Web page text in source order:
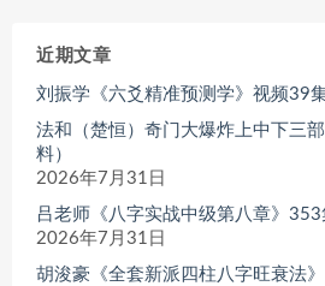
近期文章
刘振学《六爻精准预测学》视频39
法和（楚恒）奇门大爆炸上中下三
料）
2026年7月31日
吕老师《八字实战中级第八章》
2026年7月31日
胡浚豪《全套新派四柱八字旺衰法》